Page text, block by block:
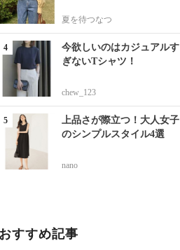
夏を待つなつ
今欲しいのはカジュアルす
ぎないTシャツ！
chew_123
上品さが際立つ！大人女子
のシンプルスタイル4選
nano
おすすめ記事